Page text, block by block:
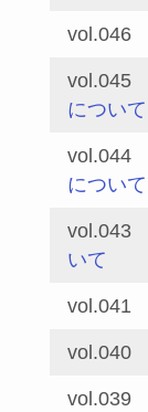
vol.046
vol.045
について
vol.044
について
vol.043
いて
vol.041
vol.040
vol.039